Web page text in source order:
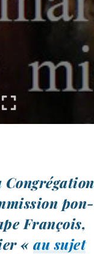
pon­
François,
«au sujet